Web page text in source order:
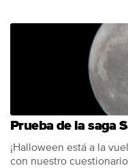
Prueba de la saga
¡Halloween está a la
con nuestro